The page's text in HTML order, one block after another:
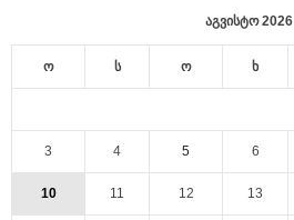
აგვისტო 2026
ო ს ო ხ
3 4 5 6
10 11 12 13